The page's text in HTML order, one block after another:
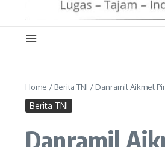
Home / Berita TNI / Danramil Aikmel
Berita TNI
Danramil